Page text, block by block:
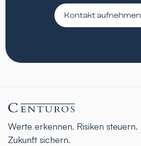
Kontakt aufnehmen
Werte erkennen. Risiken steuern.
Zukunft sichern.